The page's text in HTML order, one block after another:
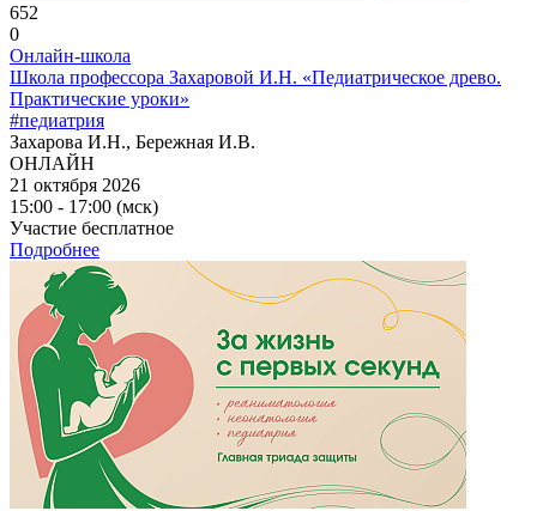
652
0
Онлайн-школа
Школа профессора Захаровой И.Н. «Педиатрическое древо.
Практические уроки»
#педиатрия
Захарова И.Н., Бережная И.В.
ОНЛАЙН
21 октября 2026
15:00 - 17:00 (мск)
Участие бесплатное
Подробнее